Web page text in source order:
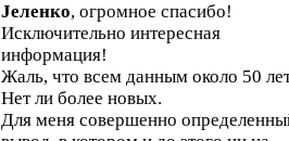
Јеленко, огромное спасибо!
Исключительно интересная
информация!
Жаль, что всем данным около 50
Нет ли более новых.
Для меня совершенно